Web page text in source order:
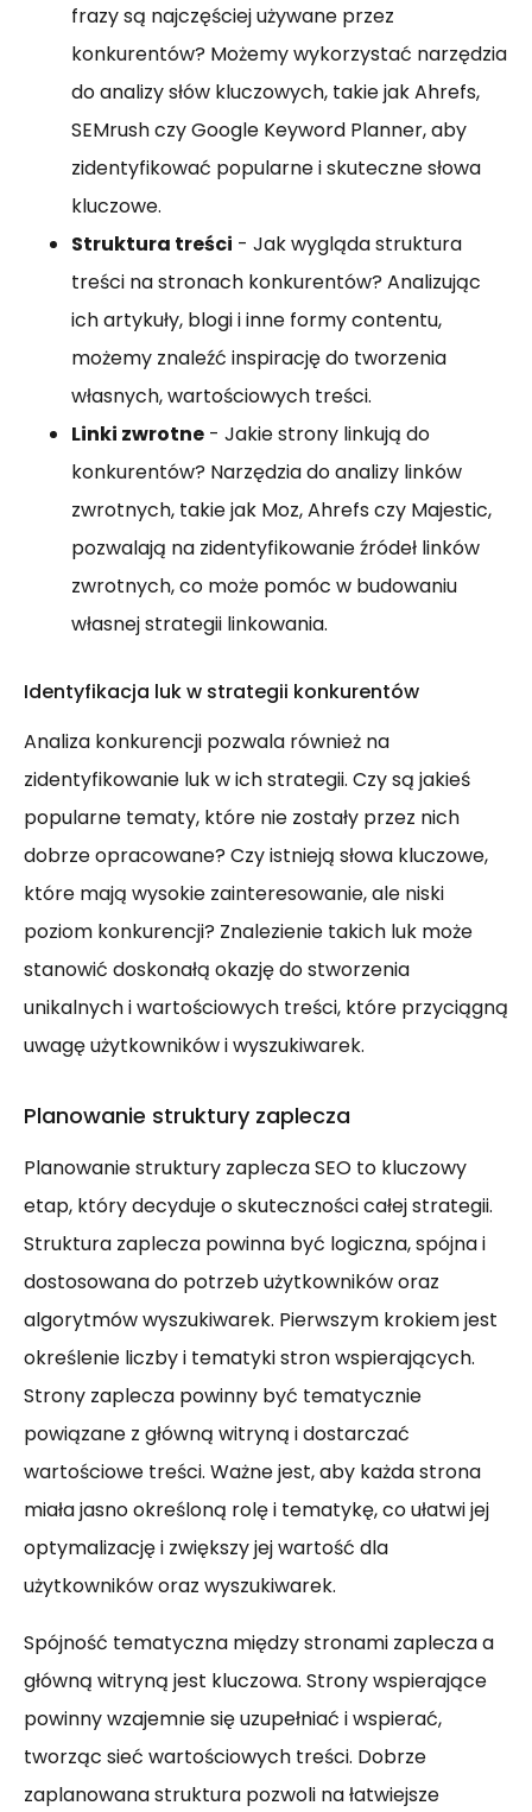
frazy są najczęściej używane przez
konkurentów? Możemy wykorzystać narzędzia
do analizy słów kluczowych, takie jak Ahrefs,
SEMrush czy Google Keyword Planner, aby
zidentyfikować popularne i skuteczne słowa
kluczowe.
Struktura treści - Jak wygląda struktura
treści na stronach konkurentów? Analizując
ich artykuły, blogi i inne formy contentu,
możemy znaleźć inspirację do tworzenia
własnych, wartościowych treści.
Linki zwrotne - Jakie strony linkują do
konkurentów? Narzędzia do analizy linków
zwrotnych, takie jak Moz, Ahrefs czy Majestic,
pozwalają na zidentyfikowanie źródeł linków
zwrotnych, co może pomóc w budowaniu
własnej strategii linkowania.
Identyfikacja luk w strategii konkurentów
Analiza konkurencji pozwala również na
zidentyfikowanie luk w ich strategii. Czy są jakieś
popularne tematy, które nie zostały przez nich
dobrze opracowane? Czy istnieją słowa kluczowe,
które mają wysokie zainteresowanie, ale niski
poziom konkurencji? Znalezienie takich luk może
stanowić doskonałą okazję do stworzenia
unikalnych i wartościowych treści, które przyciągną
uwagę użytkowników i wyszukiwarek.
Planowanie struktury zaplecza
Planowanie struktury zaplecza SEO to kluczowy
etap, który decyduje o skuteczności całej strategii.
Struktura zaplecza powinna być logiczna, spójna i
dostosowana do potrzeb użytkowników oraz
algorytmów wyszukiwarek. Pierwszym krokiem jest
określenie liczby i tematyki stron wspierających.
Strony zaplecza powinny być tematycznie
powiązane z główną witryną i dostarczać
wartościowe treści. Ważne jest, aby każda strona
miała jasno określoną rolę i tematykę, co ułatwi jej
optymalizację i zwiększy jej wartość dla
użytkowników oraz wyszukiwarek.
Spójność tematyczna między stronami zaplecza a
główną witryną jest kluczowa. Strony wspierające
powinny wzajemnie się uzupełniać i wspierać,
tworząc sieć wartościowych treści. Dobrze
zaplanowana struktura pozwoli na łatwiejsze